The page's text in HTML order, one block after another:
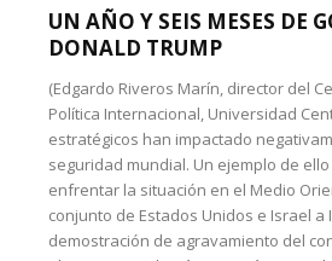
UN AÑO Y SEIS MESES DE
DONALD TRUMP
(Edgardo Riveros Marín, director del
Política Internacional, Universidad
estratégicos han impactado
seguridad mundial. Un ejemplo de
enfrentar la situación en el Medio
conjunto de Estados Unidos e Israel a
demostración de agravamiento del